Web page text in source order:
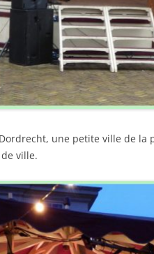
une petite ville de la
ville.